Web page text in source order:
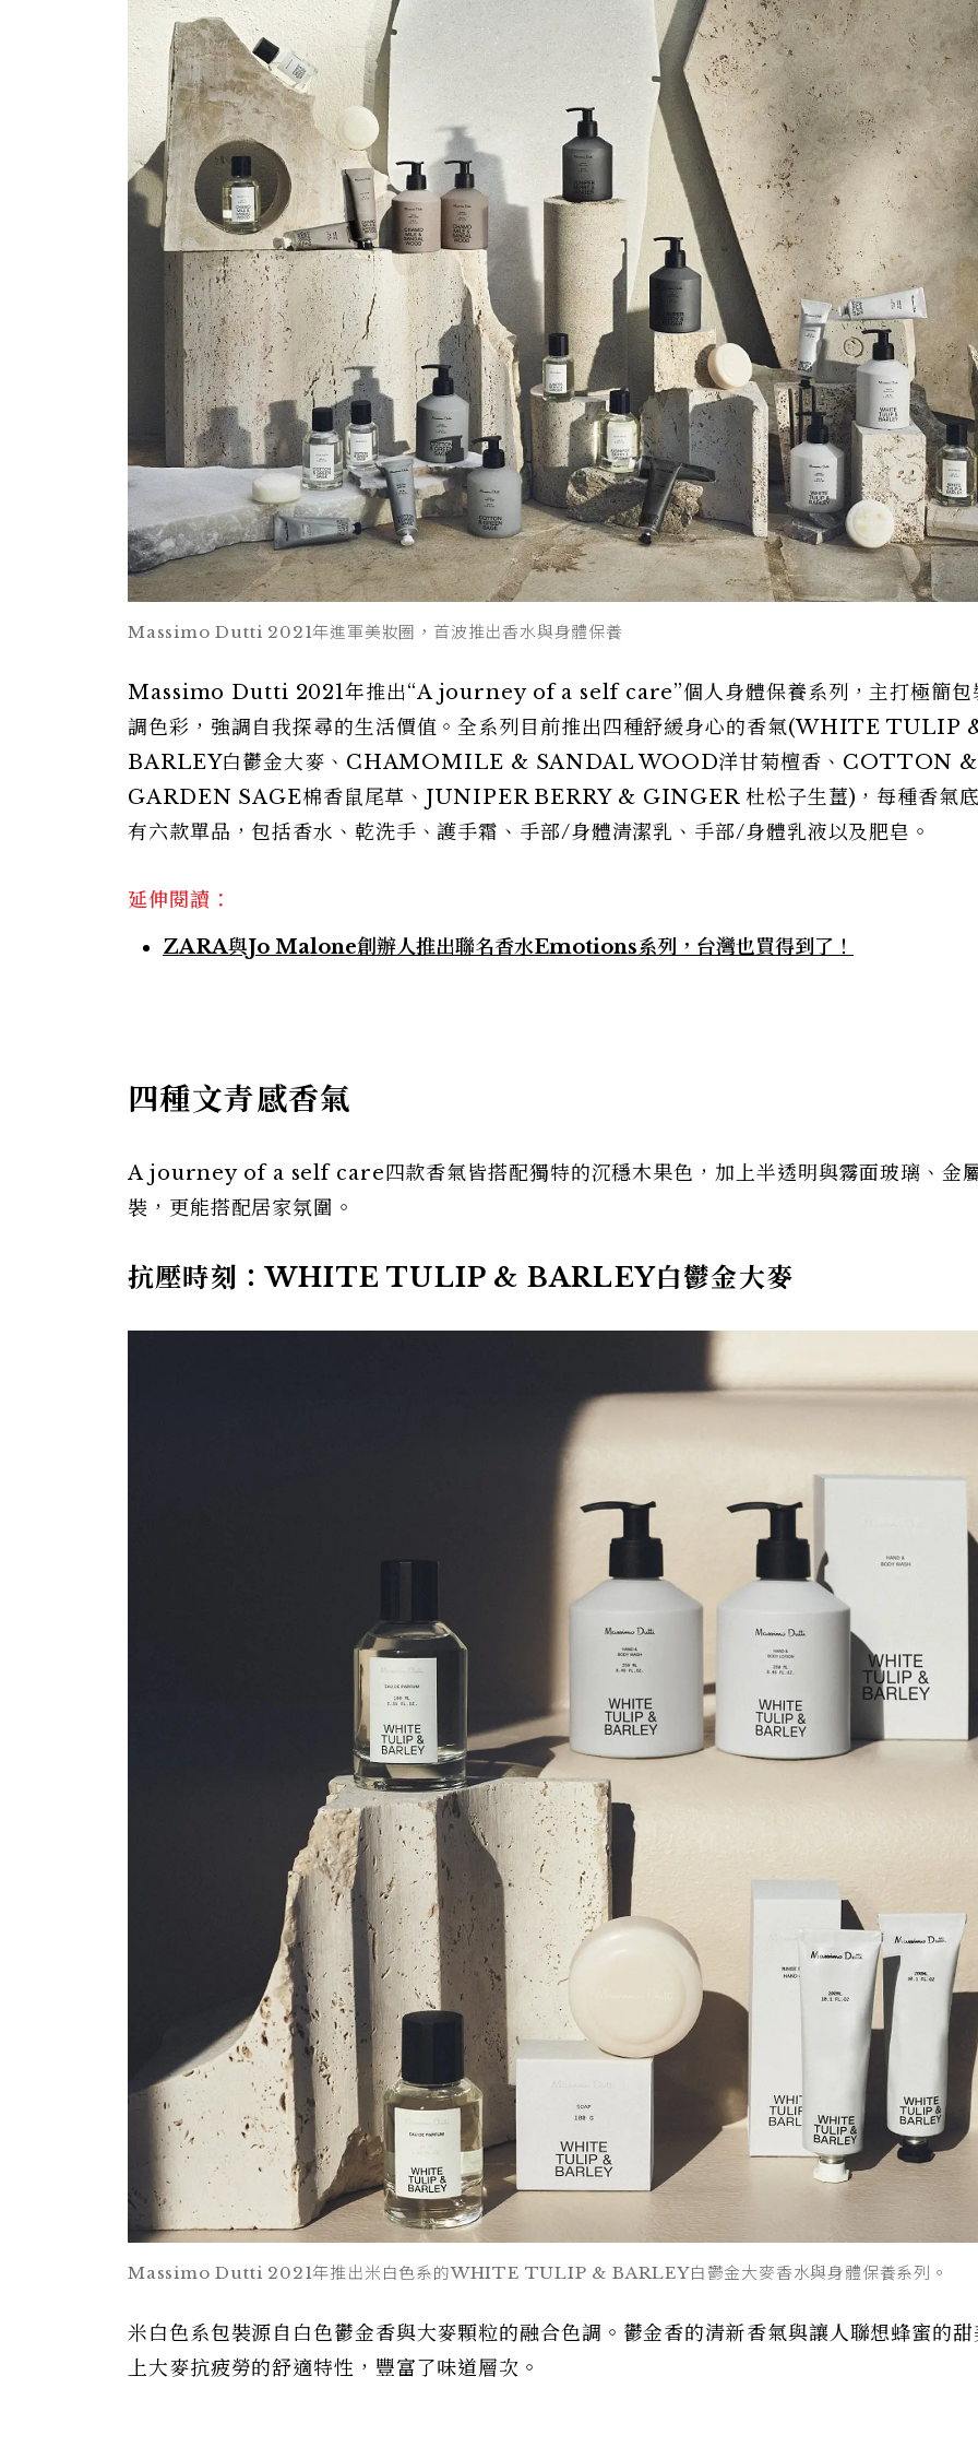
Massimo Dutti 2021年進軍美妝圈，首波推出香水與身體保養
Massimo Dutti 2021年推出“A journey of a self care”個人身體保養系列，主打極簡包
調色彩，強調自我探尋的生活價值。全系列目前推出四種舒緩身心的香氣(WHITE TULIP
BARLEY白鬱金大麥、CHAMOMILE & SANDAL WOOD洋甘菊檀香、COTTON &
GARDEN SAGE棉香鼠尾草、JUNIPER BERRY & GINGER 杜松子生薑)，每種香氣
有六款單品，包括香水、乾洗手、護手霜、手部/身體清潔乳、手部/身體乳液以及肥皂。
延伸閱讀：
ZARA與Jo Malone創辦人推出聯名香水Emotions系列，台灣也買得到了！
四種文青感香氣
A journey of a self care四款香氣皆搭配獨特的沉穩木果色，加上半透明與霧面玻璃、金
裝，更能搭配居家氛圍。
抗壓時刻：WHITE TULIP & BARLEY白鬱金大麥
Massimo Dutti 2021年推出米白色系的WHITE TULIP & BARLEY白鬱金大麥香水與身體保養系列。
米白色系包裝源自白色鬱金香與大麥顆粒的融合色調。鬱金香的清新香氣與讓人聯想蜂蜜的
上大麥抗疲勞的舒適特性，豐富了味道層次。